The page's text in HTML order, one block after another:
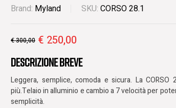
Brand: Myland SKU: CORSO 28.1
€300,00 € 250,00
Descrizione breve
Leggera, semplice, comoda e sicura. La CORSO
più.Telaio in alluminio e cambio a 7 velocità per
semplicità.